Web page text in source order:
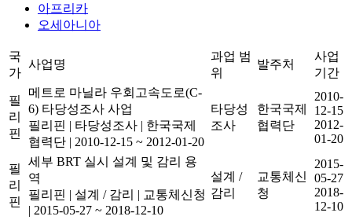
아프리카
오세아니아
국
가
사업명
과업 범
위
발주처
사업
기간
필
리
핀
메트로 마닐라 우회고속도로(C-
6) 타당성조사 사업
필리핀 | 타당성조사 | 한국국제
협력단 | 2010-12-15 ~ 2012-01-20
타당성
조사
한국국제
협력단
2010-
12-15
2012-
01-20
필
리
핀
세부 BRT 실시 설계 및 감리 용
역
필리핀 | 설계 / 감리 | 교통체신청
| 2015-05-27 ~ 2018-12-10
설계 /
감리
교통체신
청
2015-
05-27
2018-
12-10